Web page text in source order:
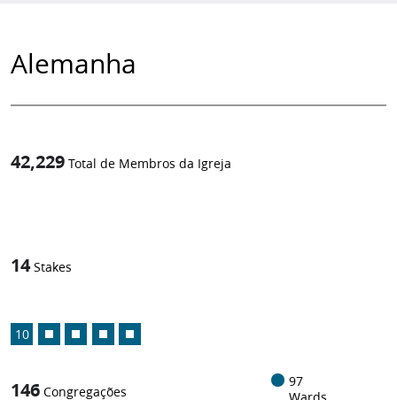
Alemanha
42,229 Total de Membros da Igreja
14 Stakes
10
146 Congregações
97